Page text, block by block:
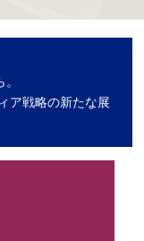
ア戦略の新たな展